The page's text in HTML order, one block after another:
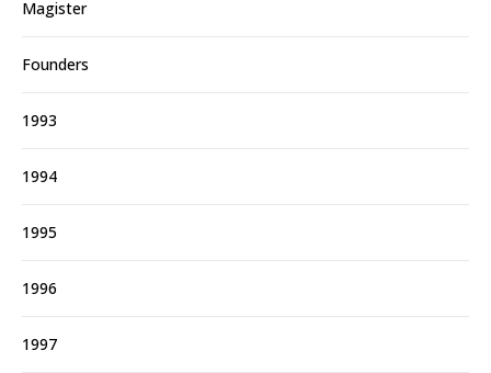
Magister
Founders
1993
1994
1995
1996
1997